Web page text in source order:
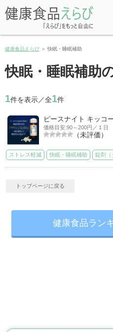
健康食品えらび ＞ 快眠・睡眠補助
快眠・睡眠補助
1件を表示／全1件
ピースナイト キッコ
価格目安:90～200円／１日
（未評価）
ストレス軽減 快眠・睡眠補助 錠剤（
トップページに戻る
健康食品ラン